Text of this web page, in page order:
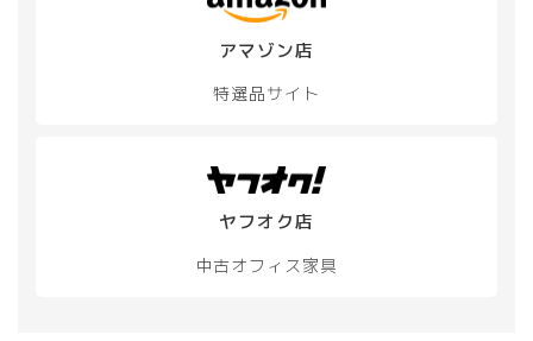
アマゾン店
特選品サイト
ヤフオク店
中古オフィス家具